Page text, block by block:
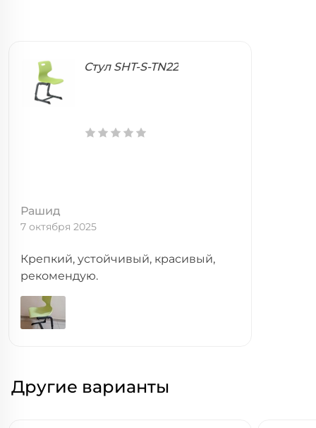
Стул SHT-S-TN22
Рашид
7 октября 2025
Крепкий, устойчивый, красивый,
рекомендую.
Другие варианты